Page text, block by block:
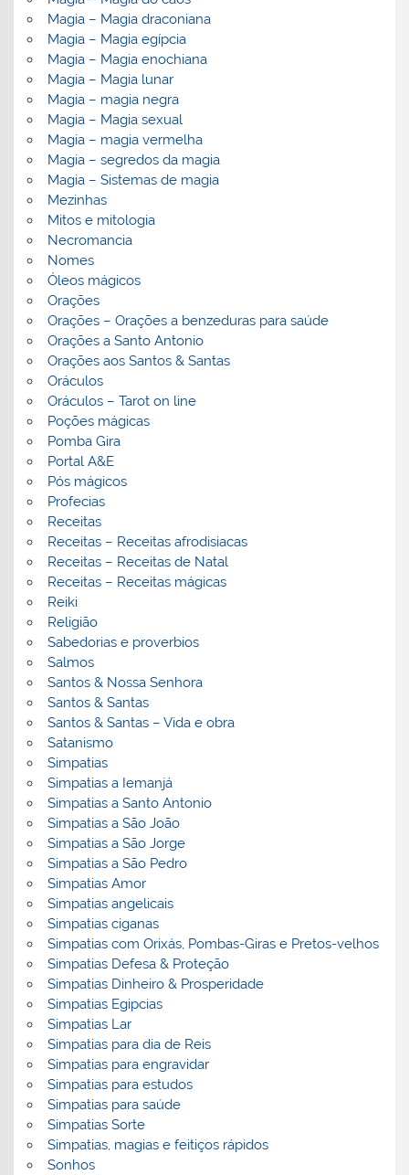
Magia – Magia draconiana
Magia – Magia egípcia
Magia – Magia enochiana
Magia – Magia lunar
Magia – magia negra
Magia – Magia sexual
Magia – magia vermelha
Magia – segredos da magia
Magia – Sistemas de magia
Mezinhas
Mitos e mitologia
Necromancia
Nomes
Óleos mágicos
Orações
Orações – Orações a benzeduras para saúde
Orações a Santo Antonio
Orações aos Santos & Santas
Oráculos
Oráculos – Tarot on line
Poções mágicas
Pomba Gira
Portal A&E
Pós mágicos
Profecias
Receitas
Receitas – Receitas afrodisiacas
Receitas – Receitas de Natal
Receitas – Receitas mágicas
Reiki
Religião
Sabedorias e proverbios
Salmos
Santos & Nossa Senhora
Santos & Santas
Santos & Santas – Vida e obra
Satanismo
Simpatias
Simpatias a Iemanjá
Simpatias a Santo Antonio
Simpatias a São João
Simpatias a São Jorge
Simpatias a São Pedro
Simpatias Amor
Simpatias angelicais
Simpatias ciganas
Simpatias com Orixás, Pombas-Giras e Pretos-velhos
Simpatias Defesa & Proteção
Simpatias Dinheiro & Prosperidade
Simpatias Egipcias
Simpatias Lar
Simpatias para dia de Reis
Simpatias para engravidar
Simpatias para estudos
Simpatias para saúde
Simpatias Sorte
Simpatias, magias e feitiços rápidos
Sonhos